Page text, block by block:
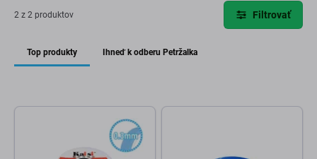
2 z 2 produktov Filtrovať
Top produkty Ihneď k odberu Petržalka